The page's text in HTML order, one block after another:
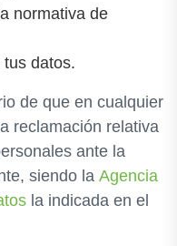
normativa de
datos.
de que en cualquier
reclamación relativa
ante la
siendo la Agencia
la indicada en el